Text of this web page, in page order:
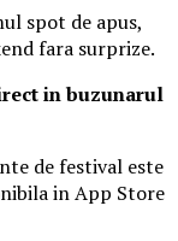
spot de apus,
fara surprize.
in buzunarul
de festival este
in App Store